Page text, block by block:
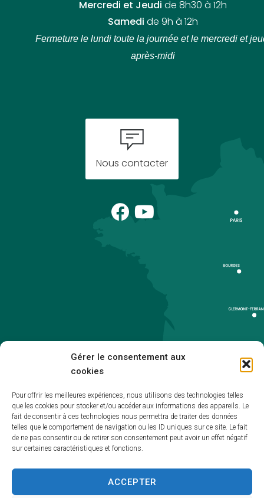
Gérer le consentement aux
cookies
Pour offrir les meilleures expériences, nous utilisons des technologies telles
que les cookies pour stocker et/ou accéder aux informations des appareils. Le
fait de consentir à ces technologies nous permettra de traiter des données
telles que le comportement de navigation ou les ID uniques sur ce site. Le fait
de ne pas consentir ou de retirer son consentement peut avoir un effet négatif
sur certaines caractéristiques et fonctions.
ACCEPTER
Mercredi et Jeudi de 8h30 à 12h
Samedi de 9h à 12h
Fermeture le lundi toute la journée et le mercredi et
après-midi
Nous contacter
Accessibilité